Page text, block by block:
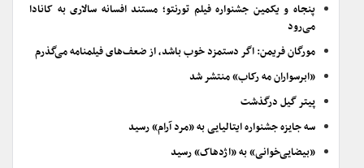
پنجاه و یکمین جشنواره فیلم تورنتو؛ مستند افسانه سالاری به کانادا
می‌رود
مورگان فریمن: اگر دستمزد خوب باشد، از ضعف‌های فیلمنامه می‌گذرم
«ابرسواران مه رکاب» منتشر شد
پیتر گیل درگذشت
سه جایزه جشنواره ایتالیایی به «مرد آرام» رسید
«بیضایی‌خوانی» به «اژدهاک» رسید